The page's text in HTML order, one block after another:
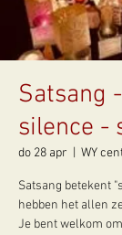
Satsang
silence -
do 28 apr WY
Satsang betekent
hebben het allen
Je bent welkom